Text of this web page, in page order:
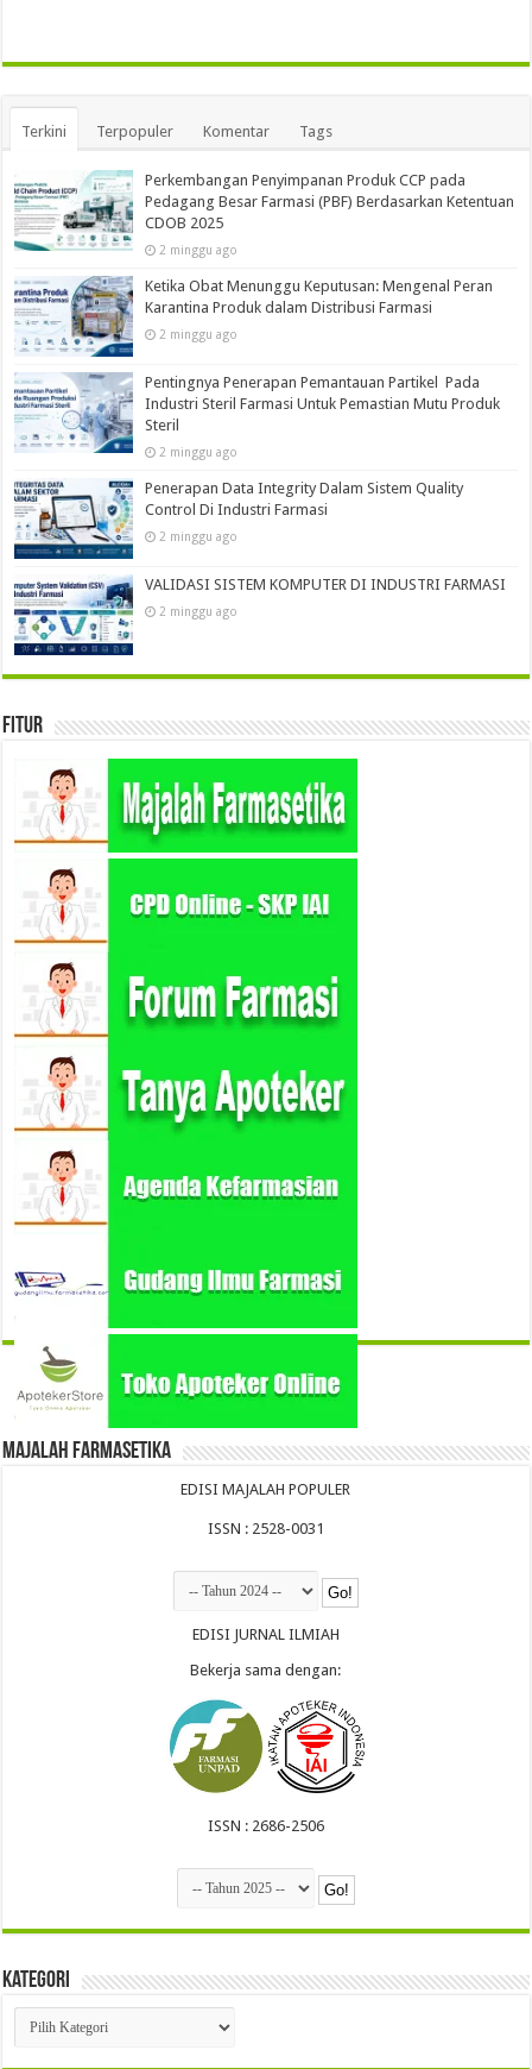
Terkini Terpopuler Komentar Tags
Perkembangan Penyimpanan Produk CCP pada
Pedagang Besar Farmasi (PBF) Berdasarkan Ketentuan
CDOB 2025
2 minggu ago
Ketika Obat Menunggu Keputusan: Mengenal Peran
Karantina Produk dalam Distribusi Farmasi
2 minggu ago
Pentingnya Penerapan Pemantauan Partikel Pada
Industri Steril Farmasi Untuk Pemastian Mutu Produk
Steril
2 minggu ago
Penerapan Data Integrity Dalam Sistem Quality
Control Di Industri Farmasi
2 minggu ago
VALIDASI SISTEM KOMPUTER DI INDUSTRI FARMASI
2 minggu ago
Fitur
Majalah Farmasetika
EDISI MAJALAH POPULER
ISSN : 2528-0031
EDISI JURNAL ILMIAH
Bekerja sama dengan:
ISSN : 2686-2506
Kategori
Kategori